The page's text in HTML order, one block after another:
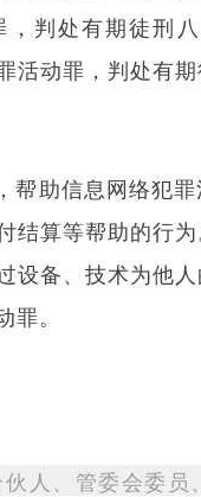
判处有期徒刑
活动罪，判处有
帮助信息网络犯
结算等帮助的行
设备、技术为他
。
人、管委会委